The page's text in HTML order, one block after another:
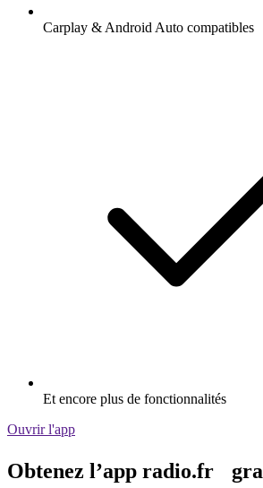
Carplay & Android Auto compatibles
Et encore plus de fonctionnalités
Ouvrir l'app
Obtenez l’app radio.fr